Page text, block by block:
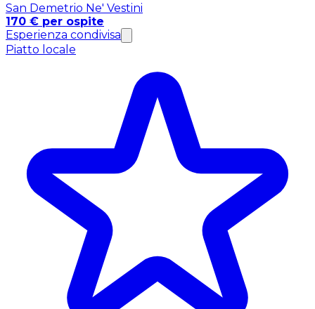
San Demetrio Ne' Vestini
170 € per ospite
Esperienza condivisa
Piatto locale